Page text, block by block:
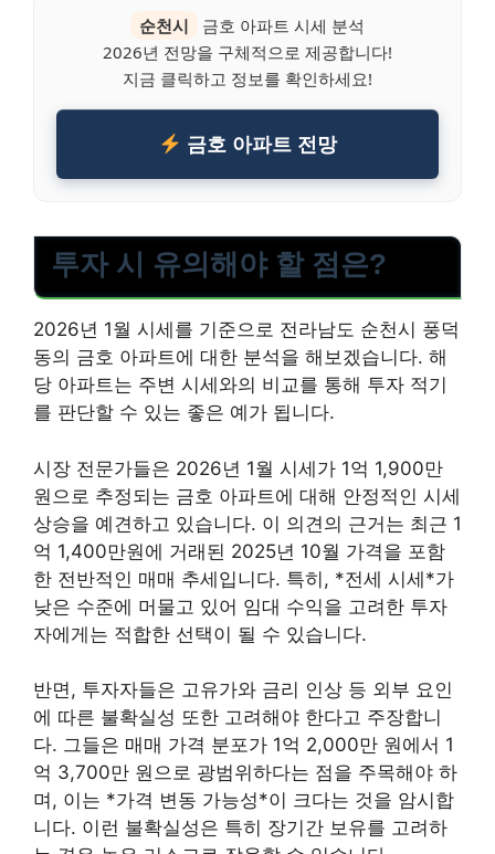
순천시
금호 아파트 시세 분석
2026년 전망을 구체적으로 제공합니다!
지금 클릭하고 정보를 확인하세요!
금호 아파트 전망
투자 시 유의해야 할 점은?
2026년 1월 시세를 기준으로 전라남도 순천시 풍덕
동의 금호 아파트에 대한 분석을 해보겠습니다. 해
당 아파트는 주변 시세와의 비교를 통해 투자 적기
를 판단할 수 있는 좋은 예가 됩니다.
시장 전문가들은 2026년 1월 시세가 1억 1,900만
원으로 추정되는 금호 아파트에 대해 안정적인 시세
상승을 예견하고 있습니다. 이 의견의 근거는 최근 1
억 1,400만원에 거래된 2025년 10월 가격을 포함
한 전반적인 매매 추세입니다. 특히, *전세 시세*가
낮은 수준에 머물고 있어 임대 수익을 고려한 투자
자에게는 적합한 선택이 될 수 있습니다.
반면, 투자자들은 고유가와 금리 인상 등 외부 요인
에 따른 불확실성 또한 고려해야 한다고 주장합니
다. 그들은 매매 가격 분포가 1억 2,000만 원에서 1
억 3,700만 원으로 광범위하다는 점을 주목해야 하
며, 이는 *가격 변동 가능성*이 크다는 것을 암시합
니다. 이런 불확실성은 특히 장기간 보유를 고려하